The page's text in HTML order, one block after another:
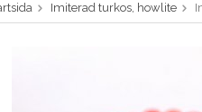
Imiterad turkos, howlite